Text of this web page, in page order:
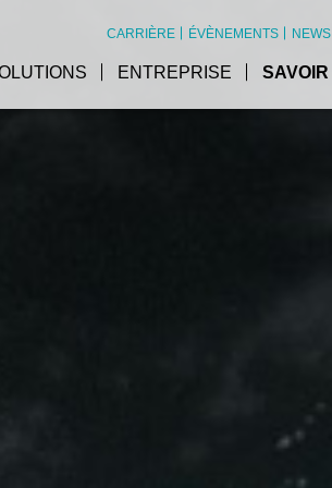
CARRIÈRE ÉVÈNEMENTS NEWS
ENTREPRISE SAVOIR